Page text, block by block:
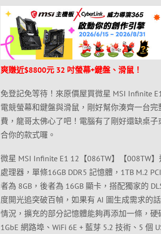
爽賺近$8800元 32 吋螢幕+鍵盤、滑鼠！
免登記免等待！來原價屋買微星 MSI Infinite
電競螢幕和鍵盤與滑鼠，剛好幫你湊齊一台
費，龍哥太佛心了吧！電腦有了剛好還缺桌子
合你的款式囉。
微星 MSI Infinite E1 12【086TW】【008TW
處理器，單條16GB DDR5 記憶體，1TB M.2
者為 8GB，後者為 16GB 顯卡，搭配獨家的
度開光追突破百幀，如果有 AI 圖生成需求的
情況，擴充的部分記憶體能夠再添加一條，
1GbE 網路埠、WiFi 6E + 藍芽 5.2 技術、5 個